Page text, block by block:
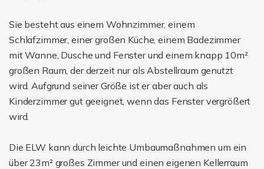
Sie besteht aus einem Wohnzimmer, einem
Schlafzimmer, einer großen Küche, einem Badezimmer
mit Wanne, Dusche und Fenster und einem knapp 10m²
großen Raum, der derzeit nur als Abstellraum genutzt
wird. Aufgrund seiner Größe ist er aber auch als
Kinderzimmer gut geeignet, wenn das Fenster vergrößert
wird.
Die ELW kann durch leichte Umbaumaßnahmen um ein
über 23m² großes Zimmer und einen eigenen Kellerraum